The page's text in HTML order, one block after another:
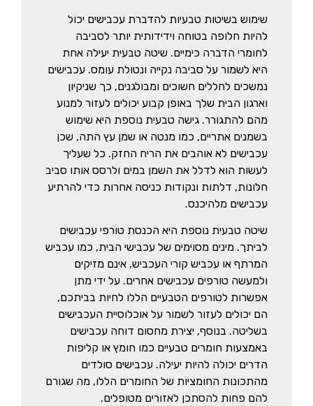
שימוש בשיטות טבעיות להדברת עכבישים יכול
להיות חלופה בטוחה וידידותית יותר לסביבה
לחומרי הדברה כימיים. שיטה טבעית יעילה אחת
היא לשמור על סביבה נקייה ונטולת עומס. עכבישים
נמשכים לחללים חשוכים ומבולגנים, כך שניקיון
וארגון הבית שלך באופן קבוע יכולים לעזור למנוע
מהם להתגורר. גישה טבעית נוספת היא שימוש
בשמנים אתריים, כמו מנטה או שמן עץ התה, שכן
עכבישים לא אוהבים את הריח החזק. כל שעליך
לעשות הוא לדלל את השמן במים ולרסס אותו סביב
חלונות, דלתות ונקודות כניסה אחרות כדי להרתיע
עכבישים מלהיכנס.
שיטה טבעית נוספת היא הכנסת טורפי עכבישים
לביתך. מינים מסוימים של עכבישי הבית, כמו עכביש
המרתף או עכביש קורי העכביש, אינם מזיקים
ולמעשה טורפים עכבישים אחרים. על ידי מתן
אפשרות לטורפים הטבעיים הללו לחיות בביתכם,
הם יכולים לעזור לשמור על אוכלוסיית העכבישים
בשליטה. בנוסף, יצירת מחסום דוחה עכבישים
באמצעות חומרים טבעיים כמו חומץ או קליפות
הדרים יכולה להיות יעילה. עכבישים סולדים
מהתכונות החומציות של החומרים הללו, מה שגורם
להם פחות להסתכן לאזורים מטופלים.